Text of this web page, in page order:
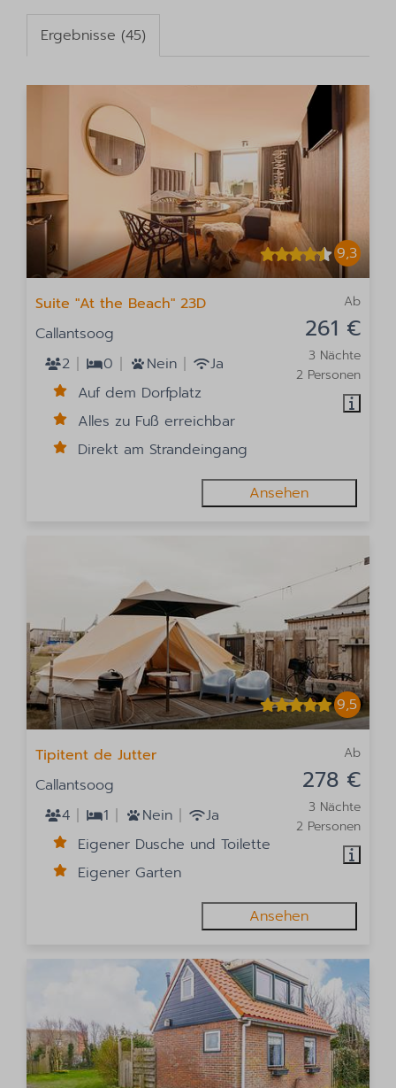
Ergebnisse (45)
9,3
Ab
261 €
3 Nächte
2 Personen
Suite "At the Beach" 23D
Callantsoog
2
0 Nein
Ja
Auf dem Dorfplatz
Alles zu Fuß erreichbar
Direkt am Strandeingang
Ansehen
9,5
Ab
278 €
3 Nächte
2 Personen
Tipitent de Jutter
Callantsoog
4
1 Nein
Ja
Eigener Dusche und Toilette
Eigener Garten
Ansehen